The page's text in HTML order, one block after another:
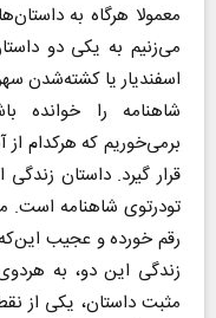
معمولا هرگاه به
می‌زنیم به یکی دو
اسفندیار یا کشته‌شدن
شاهنامه را خوانده
برمی‌خوریم که هرکدام از
قرار گیرد. داستان
تودرتوی شاهنامه است.
رقم خورده و عجیب
زندگی این دو، به
مثبت داستان، یکی از